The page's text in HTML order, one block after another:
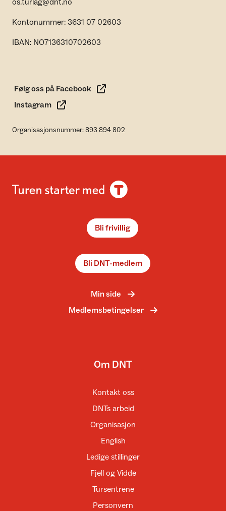
os.turlag@dnt.no
Kontonummer: 3631 07 02603
IBAN: NO7136310702603
Følg oss på Facebook
Instagram
Organisasjonsnummer: 893 894 802
Bli frivillig
Bli DNT-medlem
Min side
Medlemsbetingelser
Om DNT
Kontakt oss
DNTs arbeid
Organisasjon
English
Ledige stillinger
Fjell og Vidde
Tursentrene
Personvern